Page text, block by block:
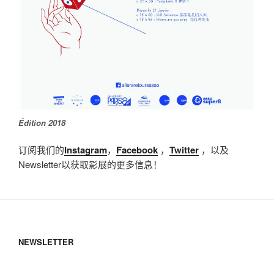
Édition 2018
订阅我们的Instagram， Facebook ， Twitter ，以及
Newsletter以获取影展的更多信息！
NEWSLETTER